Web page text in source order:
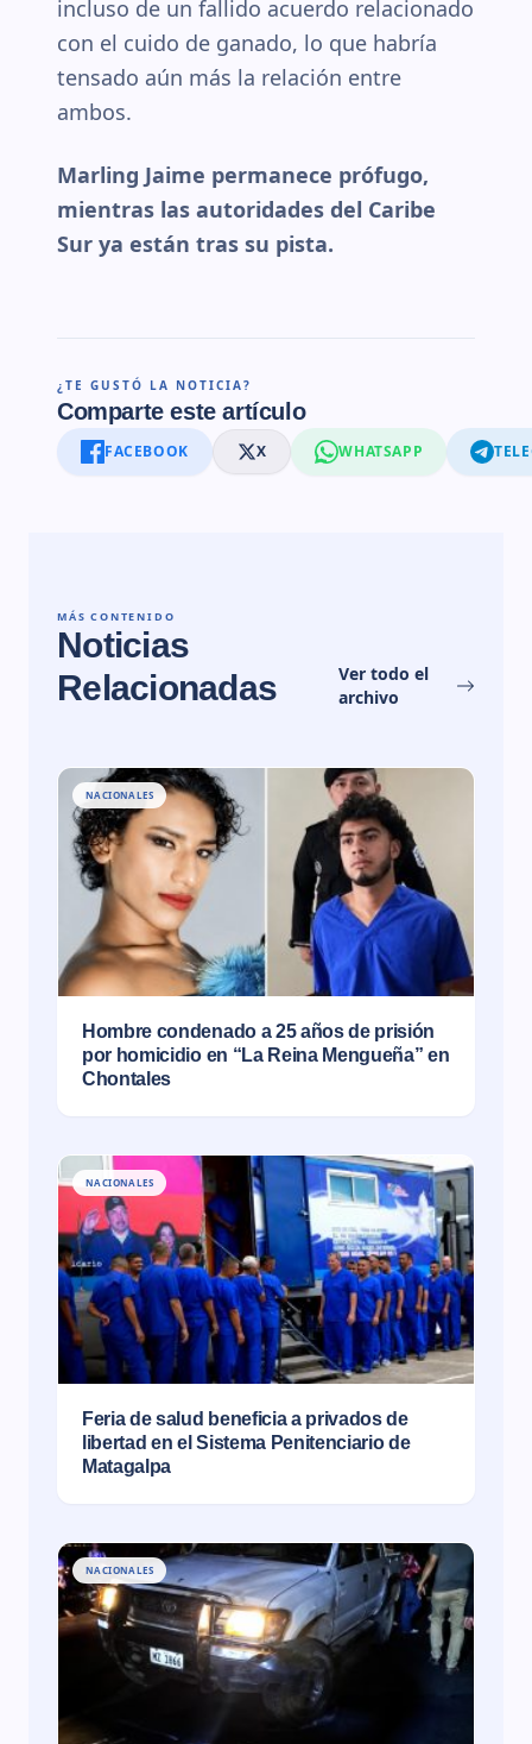
incluso de un fallido acuerdo relacionado
con el cuido de ganado, lo que habría
tensado aún más la relación entre
ambos.
Marling Jaime permanece prófugo,
mientras las autoridades del Caribe
Sur ya están tras su pista.
¿TE GUSTÓ LA NOTICIA?
Comparte este artículo
FACEBOOK X WHATSAPP
MÁS CONTENIDO
Noticias
Relacionadas
Ver todo el
archivo
NACIONALES
Hombre condenado a 25 años de prisión
por homicidio en “La Reina Mengueña” en
Chontales
NACIONALES
Feria de salud beneficia a privados de
libertad en el Sistema Penitenciario de
Matagalpa
NACIONALES